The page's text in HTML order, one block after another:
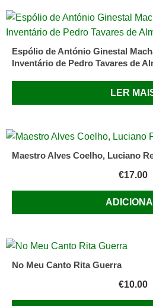
Espólio de António Ginestal
Inventário de Pedro Tavares de
LER
Maestro Alves Coelho, Luciano
€17.00
No Meu Canto Rita Guerra
€10.00